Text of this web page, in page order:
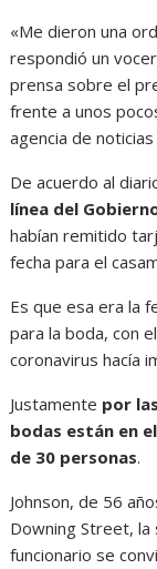
«Me dieron una
respondió un
prensa sobre el
frente a unos
agencia de noticias
De acuerdo al
línea del
habían remitido
fecha para el
Es que esa era la
para la boda, con
coronavirus hacía
Justamente por
bodas están en
de 30 personas.
Johnson, de 56
Downing Street,
funcionario se